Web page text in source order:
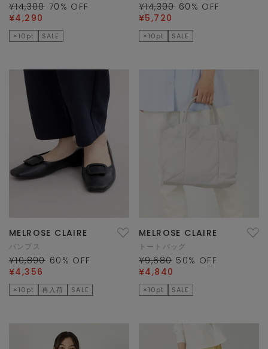
¥14,300 70 % OFF
¥4,290
×10pt SALE
¥14,300 60 % OFF
¥5,720
×10pt SALE
MELROSE CLAIRE
パンプス
¥10,890 60 % OFF
¥4,356
×10pt 再入荷 SALE
MELROSE CLAIRE
トートバッグ
¥9,680 50% OFF
¥4,840
×10pt SALE